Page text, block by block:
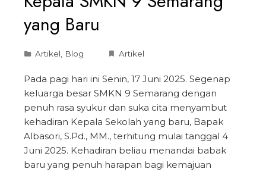
yang Baru
Artikel Blog Artikel
Pada pagi hari ini Senin, 17 Juni 2025. Segenap
keluarga besar SMKN 9 Semarang dengan
penuh rasa syukur dan suka cita menyambut
kehadiran Kepala Sekolah yang baru, Bapak
Albasori, S.Pd., MM., terhitung mulai tanggal 4
Juni 2025. Kehadiran beliau menandai babak
baru yang penuh harapan bagi kemajuan